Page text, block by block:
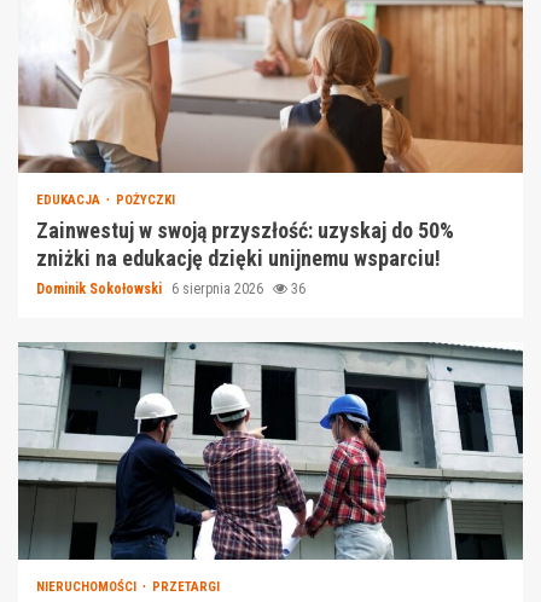
EDUKACJA POŻYCZKI
Zainwestuj w swoją przyszłość: uzyskaj do 50%
zniżki na edukację dzięki unijnemu wsparciu!
Dominik Sokołowski 6 sierpnia 2026 36
NIERUCHOMOŚCI PRZETARGI